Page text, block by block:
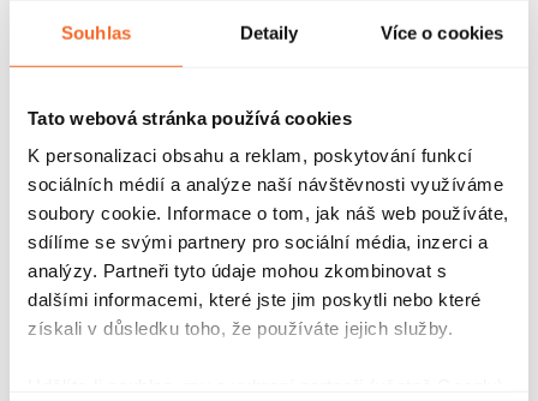
Souhlas Detaily Více o cookies
Tato webová stránka používá cookies
K personalizaci obsahu a reklam, poskytování funkcí
sociálních médií a analýze naší návštěvnosti využíváme
soubory cookie. Informace o tom, jak náš web používáte,
sdílíme se svými partnery pro sociální média, inzerci a
analýzy. Partneři tyto údaje mohou zkombinovat s
dalšími informacemi, které jste jim poskytli nebo které
získali v důsledku toho, že používáte jejich služby.
Další inspirace
Hodnocení zákazníků